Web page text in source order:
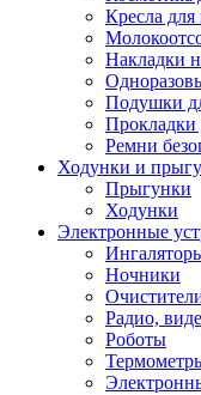
Кресла
Накладки
Подушки
Прокладки
Ремни
Ходунки и
Прыгунки
Ходунки
Электронные
Ночники
Радио,
Роботы